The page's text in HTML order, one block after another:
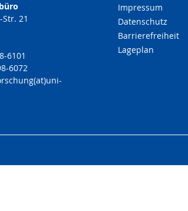
21
6101
6072
Impressum
Datenschutz
Barrierefreiheit
Lageplan